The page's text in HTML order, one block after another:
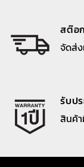
สต๊อ
จัดส่ง
รับป
สินค้